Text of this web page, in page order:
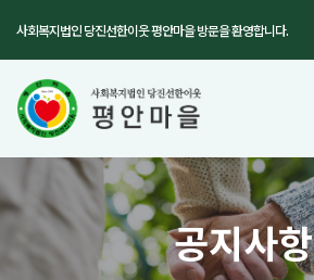
사회복지법인 당진선한이웃 평안마을 방문을 환영합니다.
공지사항